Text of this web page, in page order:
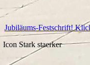
Jubiläums-Festschrift!